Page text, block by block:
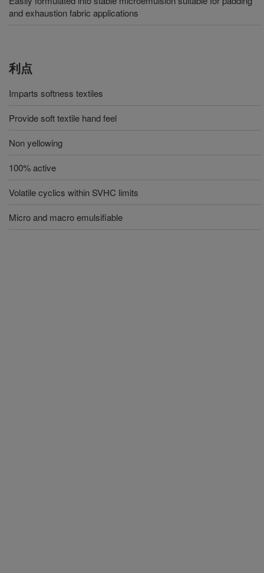
and exhaustion fabric applications
利点
Imparts softness textiles
Provide soft textile hand feel
Non yellowing
100% active
Volatile cyclics within SVHC limits
Micro and macro emulsifiable